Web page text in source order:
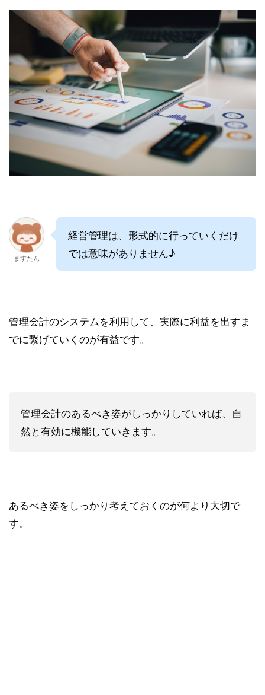
ますたん
経営管理は、形式的に行っていくだけ
では意味がありません♪
管理会計のシステムを利用して、実際に利益を出すま
でに繋げていくのが有益です。
管理会計のあるべき姿がしっかりしていれば、自
然と有効に機能していきます。
あるべき姿をしっかり考えておくのが何より大切で
す。